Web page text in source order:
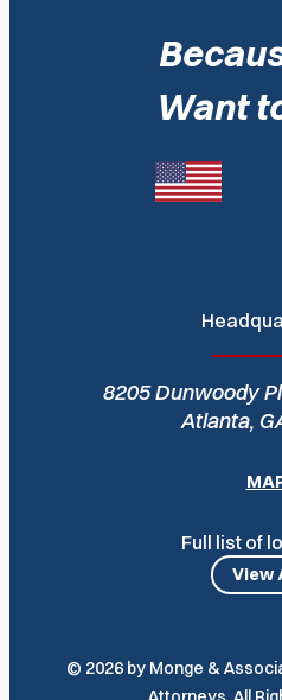
Want
8205 Dunwoody
Atlanta,
Full list of
View
© 2026 by Monge &